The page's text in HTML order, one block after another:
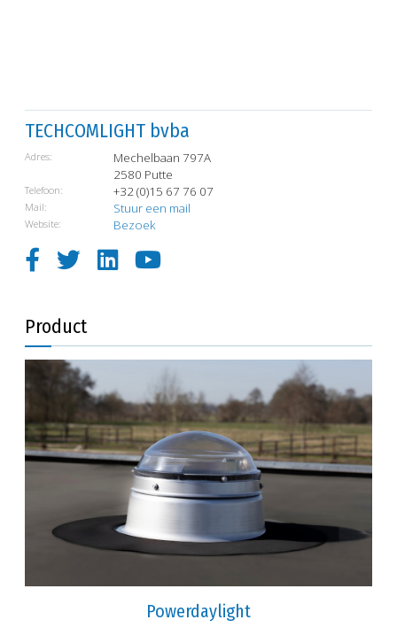
TECHCOMLIGHT bvba
Adres:
Mechelbaan 797A
2580 Putte
Telefoon: +32 (0)15 67 76 07
Mail: Stuur een mail
Website: Bezoek
Product
Powerdaylight